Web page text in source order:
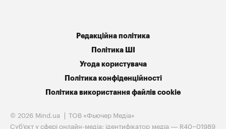
Редакційна політика
Політика ШІ
Угода користувача
Політика конфіденційності
Політика використання файлів cookie
© 2026 Mind.ua
ТОВ «Фьючер Медiа»
Cуб'єкт у сфері онлайн-медіа; ідентифікатор медіа — R40−01989